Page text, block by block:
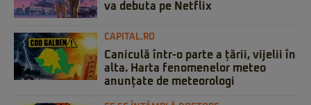
va debuta pe Netflix
CAPITAL.RO
Caniculă într-o parte a țării, vijelii în
alta. Harta fenomenelor meteo
anunțate de meteorologi